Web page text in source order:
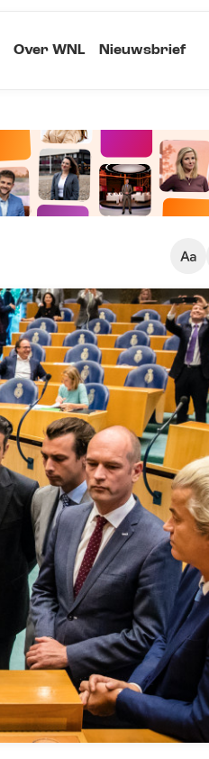
Over WNL Nieuwsbrief
Klein
Standaard
Groot
Kopieer link